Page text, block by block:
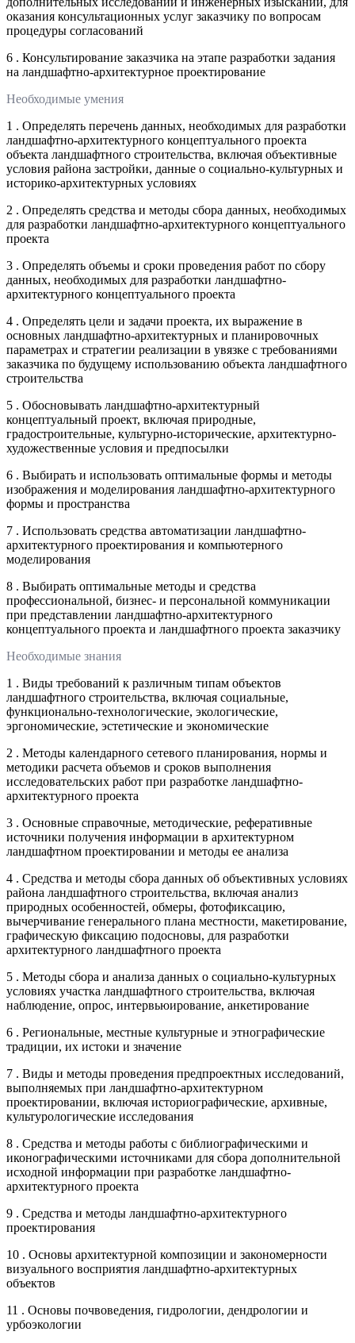
оказания консультационных услуг заказчику по вопросам
процедуры согласований
6 . Консультирование заказчика на этапе разработки задания
на ландшафтно-архитектурное проектирование
Необходимые умения
1 . Определять перечень данных, необходимых для разработки
ландшафтно-архитектурного концептуального проекта
объекта ландшафтного строительства, включая объективные
условия района застройки, данные о социально-культурных и
историко-архитектурных условиях
2 . Определять средства и методы сбора данных, необходимых
для разработки ландшафтно-архитектурного концептуального
проекта
3 . Определять объемы и сроки проведения работ по сбору
данных, необходимых для разработки ландшафтно-
архитектурного концептуального проекта
4 . Определять цели и задачи проекта, их выражение в
основных ландшафтно-архитектурных и планировочных
параметрах и стратегии реализации в увязке с требованиями
заказчика по будущему использованию объекта ландшафтного
строительства
5 . Обосновывать ландшафтно-архитектурный
концептуальный проект, включая природные,
градостроительные, культурно-исторические, архитектурно-
художественные условия и предпосылки
6 . Выбирать и использовать оптимальные формы и методы
изображения и моделирования ландшафтно-архитектурного
формы и пространства
7 . Использовать средства автоматизации ландшафтно-
архитектурного проектирования и компьютерного
моделирования
8 . Выбирать оптимальные методы и средства
профессиональной, бизнес- и персональной коммуникации
при представлении ландшафтно-архитектурного
концептуального проекта и ландшафтного проекта заказчику
Необходимые знания
1 . Виды требований к различным типам объектов
ландшафтного строительства, включая социальные,
функционально-технологические, экологические,
эргономические, эстетические и экономические
2 . Методы календарного сетевого планирования, нормы и
методики расчета объемов и сроков выполнения
исследовательских работ при разработке ландшафтно-
архитектурного проекта
3 . Основные справочные, методические, реферативные
источники получения информации в архитектурном
ландшафтном проектировании и методы ее анализа
4 . Средства и методы сбора данных об объективных условиях
района ландшафтного строительства, включая анализ
природных особенностей, обмеры, фотофиксацию,
вычерчивание генерального плана местности, макетирование,
графическую фиксацию подосновы, для разработки
архитектурного ландшафтного проекта
5 . Методы сбора и анализа данных о социально-культурных
условиях участка ландшафтного строительства, включая
наблюдение, опрос, интервьюирование, анкетирование
6 . Региональные, местные культурные и этнографические
традиции, их истоки и значение
7 . Виды и методы проведения предпроектных исследований,
выполняемых при ландшафтно-архитектурном
проектировании, включая историографические, архивные,
культурологические исследования
8 . Средства и методы работы с библиографическими и
иконографическими источниками для сбора дополнительной
исходной информации при разработке ландшафтно-
архитектурного проекта
9 . Средства и методы ландшафтно-архитектурного
проектирования
10 . Основы архитектурной композиции и закономерности
визуального восприятия ландшафтно-архитектурных
объектов
11 . Основы почвоведения, гидрологии, дендрологии и
урбоэкологии